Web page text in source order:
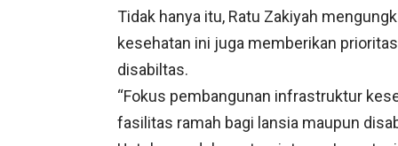
Tidak hanya itu, Ratu Zakiyah
kesehatan ini juga memberikan
disabiltas.
“Fokus pembangunan infrastruktur
fasilitas ramah bagi lansia maupun